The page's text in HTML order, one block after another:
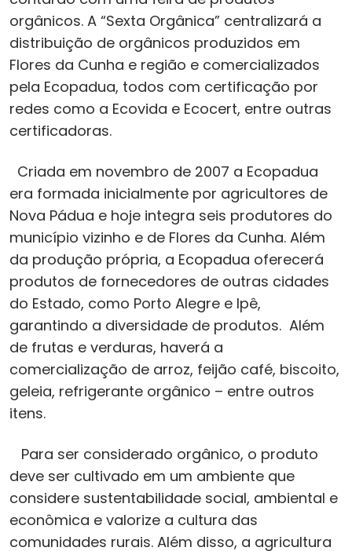
orgânicos. A “Sexta Orgânica” centralizará a
distribuição de orgânicos produzidos em
Flores da Cunha e região e comercializados
pela Ecopadua, todos com certificação por
redes como a Ecovida e Ecocert, entre outras
certificadoras.
Criada em novembro de 2007 a Ecopadua
era formada inicialmente por agricultores de
Nova Pádua e hoje integra seis produtores do
município vizinho e de Flores da Cunha. Além
da produção própria, a Ecopadua oferecerá
produtos de fornecedores de outras cidades
do Estado, como Porto Alegre e Ipê,
garantindo a diversidade de produtos. Além
de frutas e verduras, haverá a
comercialização de arroz, feijão café, biscoito,
geleia, refrigerante orgânico – entre outros
itens.
Para ser considerado orgânico, o produto
deve ser cultivado em um ambiente que
considere sustentabilidade social, ambiental e
econômica e valorize a cultura das
comunidades rurais. Além disso, a agricultura